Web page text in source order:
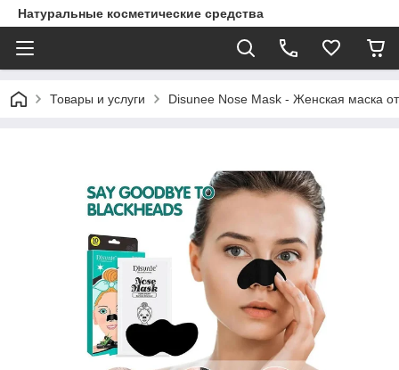
Натуральные косметические средства
Товары и услуги Disunee Nose Mask - Женская маска